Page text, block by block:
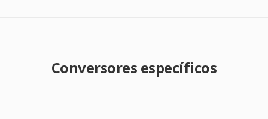
Conversores específicos